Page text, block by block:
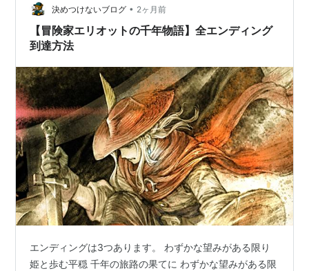
のか、ゆきちが少しだけ目を開けましたが、ただただ顔
の平たさが際立っています。 さらに限界までレンズを近
づけて、顔をドアップで捉えてみました…
決めつけないブログ • 2ヶ月前
【冒険家エリオットの千年物語】全エンディング
到達方法
エンディングは3つあります。 わずかな望みがある限り
姫と歩む平穏 千年の旅路の果てに わずかな望みがある限